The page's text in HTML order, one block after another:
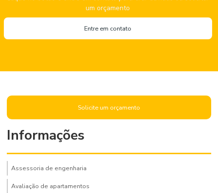
um orçamento
Entre em contato
Solicite um orçamento
Informações
Assessoria de engenharia
Avaliação de apartamentos